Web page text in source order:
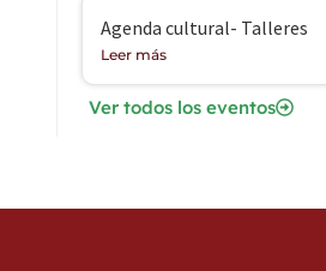
Agenda cultural- Talleres
Leer más
Ver todos los eventos